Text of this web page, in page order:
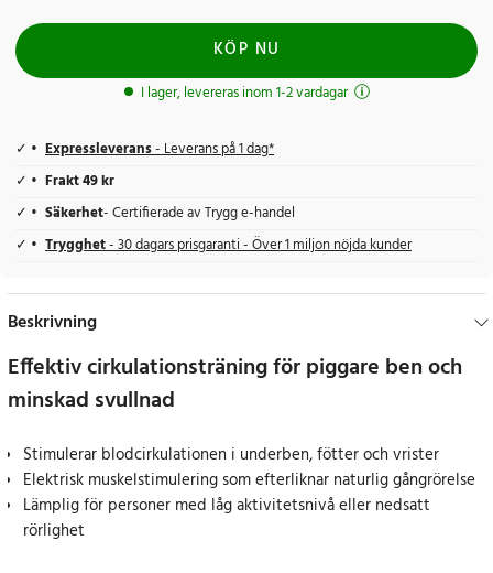
KÖP NU
I lager, levereras inom 1-2 vardagar
Expressleverans- Leverans på 1 dag*
Frakt 49 kr
Säkerhet- Certifierade av Trygg e-handel
Trygghet- 30 dagars prisgaranti - Över 1 miljon nöjda kunder
Beskrivning
Effektiv cirkulationsträning för piggare ben och
minskad svullnad
Stimulerar blodcirkulationen i underben, fötter och vrister
Elektrisk muskelstimulering som efterliknar naturlig gångrörelse
Lämplig för personer med låg aktivitetsnivå eller nedsatt
rörlighet